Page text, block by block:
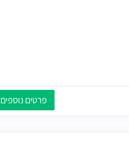
פרטים נוספים